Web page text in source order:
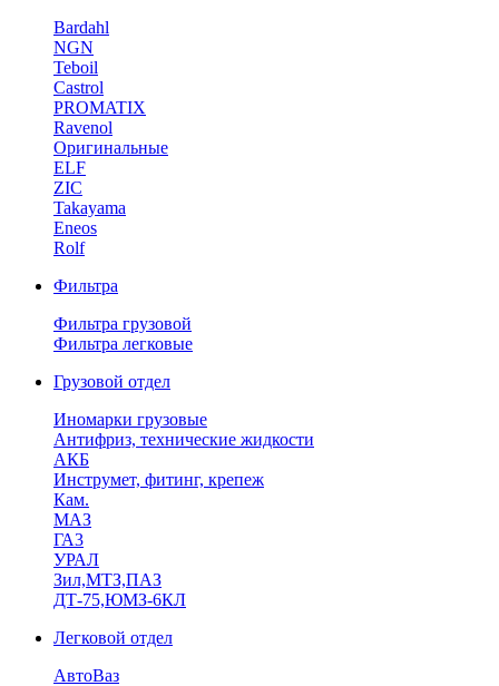
Bardahl
NGN
Teboil
Castrol
PROMATIX
Ravenol
Оригинальные
ELF
ZIC
Takayama
Eneos
Rolf
Фильтра
Фильтра грузовой
Фильтра легковые
Грузовой отдел
Иномарки грузовые
Антифриз, технические жидкости
АКБ
Инструмет, фитинг, крепеж
Кам.
МАЗ
ГА3
УРАЛ
Зил,МТЗ,ПАЗ
ДТ-75,ЮМЗ-6КЛ
Легковой отдел
АвтоВаз